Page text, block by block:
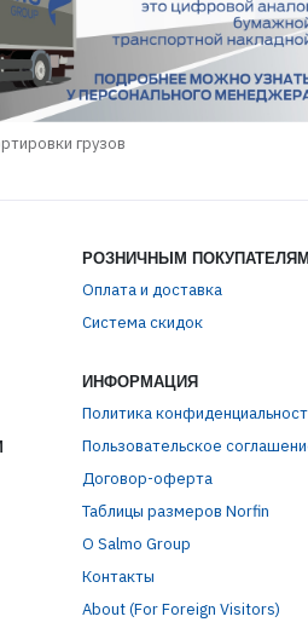
грузов
РОЗНИЧНЫМ
Оплата и доставка
Система скидок
ИНФОРМАЦИЯ
Политика
Пользовательское
Договор-оферта
Таблицы размеров Norfin
О Salmo Group
Контакты
About (For Foreign Visitors)